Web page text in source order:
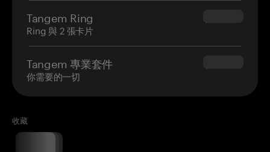
Tangem Ring
Ring 與 2 張卡片
$160.00
Tangem 專業套件
你需要的一切
$180.00
收藏